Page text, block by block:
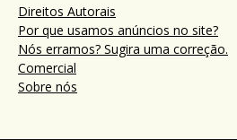
Direitos Autorais
Por que usamos anúncios no site?
Nós erramos? Sugira uma correção.
Comercial
Sobre nós